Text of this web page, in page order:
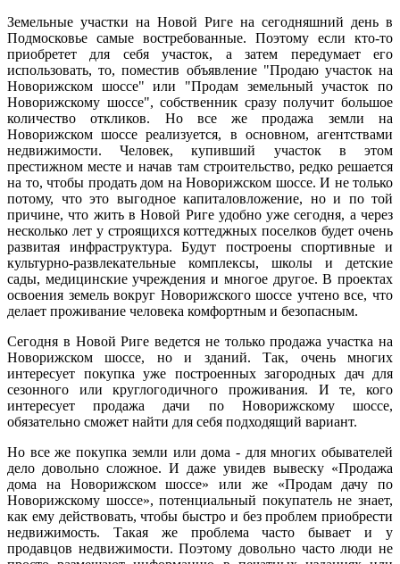
Земельные участки на Новой Риге на сегодняшний день в
Подмосковье самые востребованные. Поэтому если кто-то
приобретет для себя участок, а затем передумает его
использовать, то, поместив объявление "Продаю участок на
Новорижском шоссе" или "Продам земельный участок по
Новорижскому шоссе", собственник сразу получит большое
количество откликов. Но все же продажа земли на
Новорижском шоссе реализуется, в основном, агентствами
недвижимости. Человек, купивший участок в этом
престижном месте и начав там строительство, редко решается
на то, чтобы продать дом на Новорижском шоссе. И не только
потому, что это выгодное капиталовложение, но и по той
причине, что жить в Новой Риге удобно уже сегодня, а через
несколько лет у строящихся коттеджных поселков будет очень
развитая инфраструктура. Будут построены спортивные и
культурно-развлекательные комплексы, школы и детские
сады, медицинские учреждения и многое другое. В проектах
освоения земель вокруг Новорижского шоссе учтено все, что
делает проживание человека комфортным и безопасным.
Сегодня в Новой Риге ведется не только продажа участка на
Новорижском шоссе, но и зданий. Так, очень многих
интересует покупка уже построенных загородных дач для
сезонного или круглогодичного проживания. И те, кого
интересует продажа дачи по Новорижскому шоссе,
обязательно сможет найти для себя подходящий вариант.
Но все же покупка земли или дома - для многих обывателей
дело довольно сложное. И даже увидев вывеску «Продажа
дома на Новорижском шоссе» или же «Продам дачу по
Новорижскому шоссе», потенциальный покупатель не знает,
как ему действовать, чтобы быстро и без проблем приобрести
недвижимость. Такая же проблема часто бывает и у
продавцов недвижимости. Поэтому довольно часто люди не